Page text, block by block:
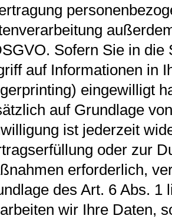
Sofern Sie in
auf Informationen in
eingewilligt
auf Grundlage
ist jederzeit
oder zur
erforderlich,
des Art. 6 Abs. 1
wir Ihre Daten,